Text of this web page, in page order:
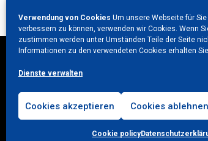
Verwendung von Cookies Um unsere Webseite für
verbessern zu können, verwenden wir Cookies. Wenn
zustimmen werden unter Umständen Teile der Seite
Informationen zu den verwendeten Cookies erhalten
Dienste verwalten
Cookies akzeptieren Cookies ablehnen
Cookie policy
ANSCHRIFT
Hans Willibald GmbH & Co. KG
Am Steinbach 40
83646 Wackersberg/Bad Tölz
Tel.
Mail